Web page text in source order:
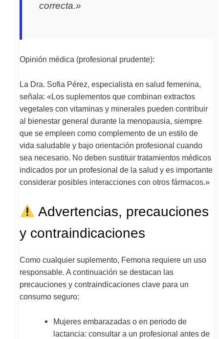
correcta.»
Opinión médica (profesional prudente):
La Dra. Sofia Pérez, especialista en salud femenina,
señala: «Los suplementos que combinan extractos
vegetales con vitaminas y minerales pueden contribuir
al bienestar general durante la menopausia, siempre
que se empleen como complemento de un estilo de
vida saludable y bajo orientación profesional cuando
sea necesario. No deben sustituir tratamientos médicos
indicados por un profesional de la salud y es importante
considerar posibles interacciones con otros fármacos.»
Advertencias, precauciones
y contraindicaciones
Como cualquier suplemento, Femona requiere un uso
responsable. A continuación se destacan las
precauciones y contraindicaciones clave para un
consumo seguro:
Mujeres embarazadas o en periodo de
lactancia: consultar a un profesional antes de